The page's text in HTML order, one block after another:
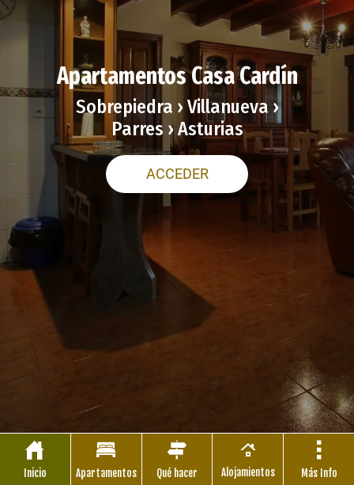
Apartamentos Casa Cardín
Sobrepiedra › Villanueva ›
Parres › Asturias
ACCEDER
Inicio Apartamentos Qué hacer Alojamientos Más Info